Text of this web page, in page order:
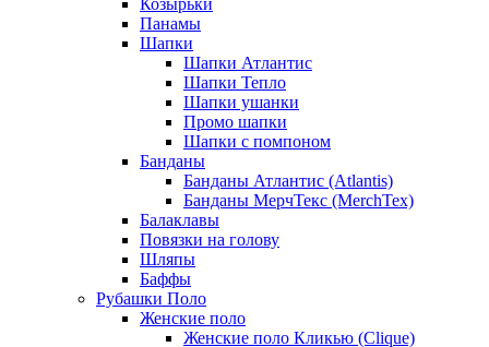
Козырьки
Панамы
Шапки
Шапки Атлантис
Шапки Тепло
Шапки ушанки
Промо шапки
Шапки с помпоном
Банданы
Банданы Атлантис (Atlantis)
Банданы МерчТекс (MerchTex)
Балаклавы
Повязки на голову
Шляпы
Баффы
Рубашки Поло
Женские поло
Женские поло Кликью (Clique)